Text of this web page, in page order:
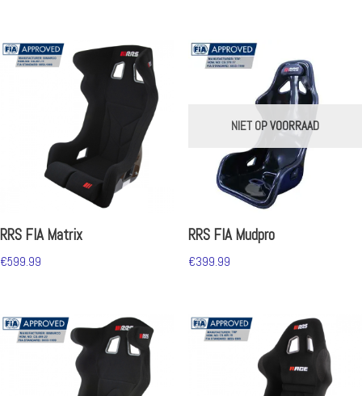
RRS FIA Matrix
€599.99
NIET OP VOORRAAD
RRS FIA Mudpro
€399.99